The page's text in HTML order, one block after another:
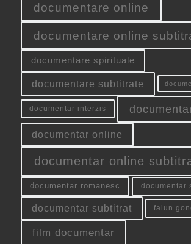
documentare online
documentare online
documentare spirituale
documentare subtitrate
documentar interzis
documentar online
documentar online
documentar romanesc documentar
documentar subtitrat falun
film documentar